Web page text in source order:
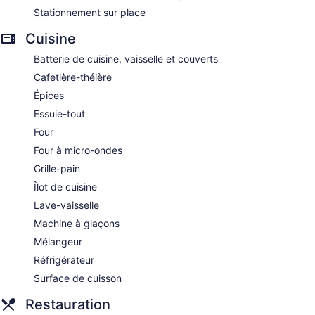
Stationnement sur place
Cuisine
Batterie de cuisine, vaisselle et couverts
Cafetière-théière
Épices
Essuie-tout
Four
Four à micro-ondes
Grille-pain
Îlot de cuisine
Lave-vaisselle
Machine à glaçons
Mélangeur
Réfrigérateur
Surface de cuisson
Restauration